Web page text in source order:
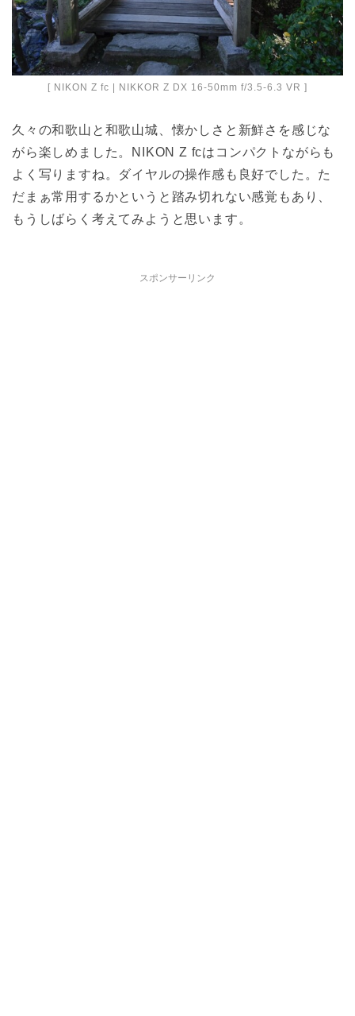
[ NIKON Z fc | NIKKOR Z DX 16-50mm f/3.5-6.3 VR ]
久々の和歌山と和歌山城、懐かしさと新鮮さを感じな
がら楽しめました。NIKON Z fcはコンパクトながらも
よく写りますね。ダイヤルの操作感も良好でした。た
だまぁ常用するかというと踏み切れない感覚もあり、
もうしばらく考えてみようと思います。
スポンサーリンク